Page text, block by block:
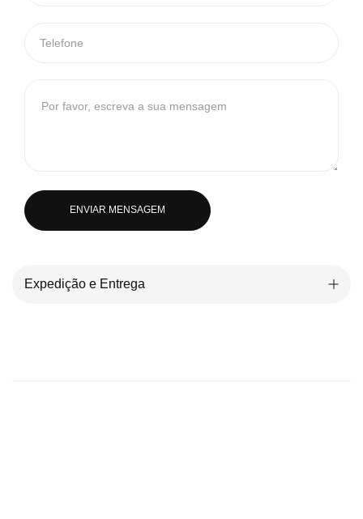
ENVIAR MENSAGEM
Expedição e Entrega